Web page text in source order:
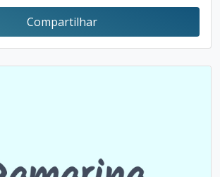
Compartilhar